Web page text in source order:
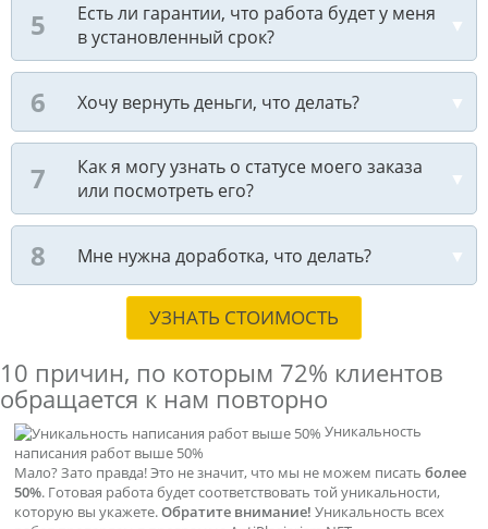
Есть ли гарантии, что работа будет у меня
в установленный срок?
Хочу вернуть деньги, что делать?
Как я могу узнать о статусе моего заказа
или посмотреть его?
Мне нужна доработка, что делать?
УЗНАТЬ СТОИМОСТЬ
10 причин, по которым 72% клиентов
обращается к нам повторно
Уникальность
написания работ выше 50%
Мало? Зато правда! Это не значит, что мы не можем писать более
50%. Готовая работа будет соответствовать той уникальности,
которую вы укажете.Обратите внимание! Уникальность всех